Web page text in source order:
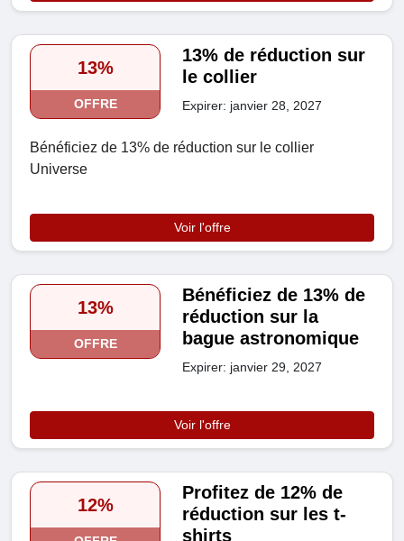
13%
OFFRE
13% de réduction sur
le collier
Expirer: janvier 28, 2027
Bénéficiez de 13% de réduction sur le collier
Universe
Voir l'offre
13%
OFFRE
Bénéficiez de 13% de
réduction sur la
bague astronomique
Expirer: janvier 29, 2027
Voir l'offre
12%
Profitez de 12% de
réduction sur les t-
shirts